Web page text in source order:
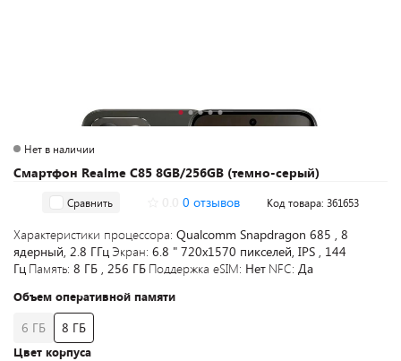
Смартфон Realme C85 8GB/256GB (темно-серый)
Нет в наличии
Сравнить 0 отзывов Код товара: 361653
Характеристики процессора: Qualcomm Snapdragon 685 , 8
ядерный, 2.8 ГГц Экран: 6.8 " 720x1570 пикселей, IPS , 144
Гц Память: 8 ГБ , 256 ГБ Поддержка eSIM: Нет NFC: Да
Объем оперативной памяти
6 ГБ 8 ГБ
Цвет корпуса